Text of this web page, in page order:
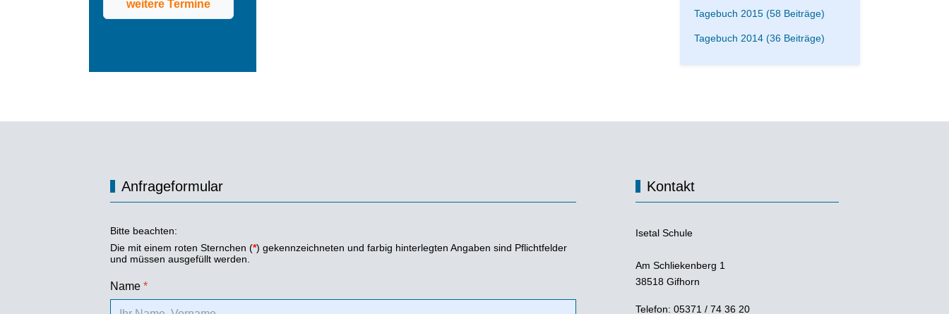
weitere Termine
Tagebuch 2015 (58 Beiträge)
Tagebuch 2014 (36 Beiträge)
Anfrageformular
Bitte beachten:
Die mit einem roten Sternchen (*) gekennzeichneten und farbig hinterlegten Angaben sind Pflichtfelder
und müssen ausgefüllt werden.
Name *
Kontakt
Isetal Schule
Am Schliekenberg 1
38518 Gifhorn
Telefon: 05371 / 74 36 20